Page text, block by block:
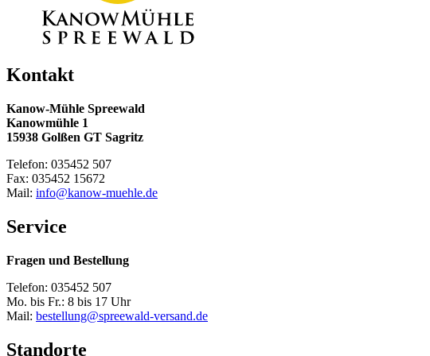
Kontakt
Kanow-Mühle Spreewald
Kanowmühle 1
15938 Golßen GT Sagritz
Telefon: 035452 507
Fax: 035452 15672
Mail: info@kanow-muehle.de
Service
Fragen und Bestellung
Telefon: 035452 507
Mo. bis Fr.: 8 bis 17 Uhr
Mail: bestellung@spreewald-versand.de
Standorte